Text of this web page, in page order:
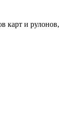
карт и рулонов,